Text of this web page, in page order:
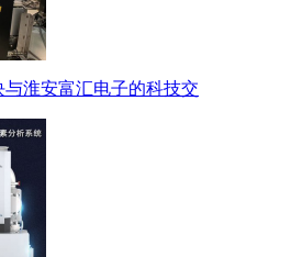
淮安富汇电子的科技交